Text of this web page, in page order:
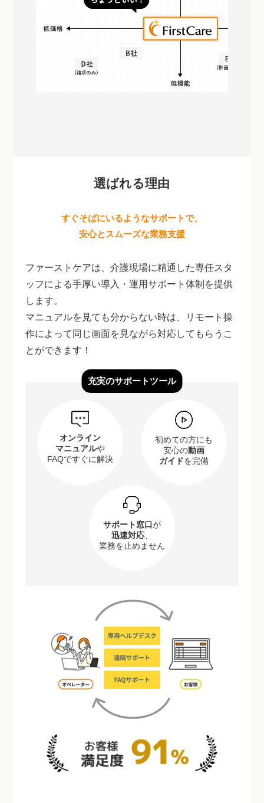
選ばれる理由
すぐそばにいるようなサポートで、
安心とスムーズな業務支援
ファーストケアは、介護現場に精通した専任スタ
ッフによる手厚い導入・運用サポート体制を提供
します。
マニュアルを見ても分からない時は、リモート操
作によって同じ画面を見ながら対応してもらうこ
とができます！
充実のサポートツール
オンライン
マニュアルや
FAQですぐに解決
初めての方にも
安心の動画
ガイドを完備
サポート窓口が
迅速対応、
業務を止めません